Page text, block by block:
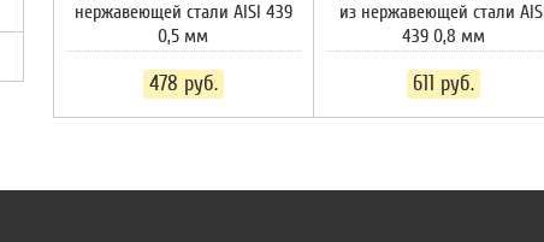
нержавеющей стали AISI 439
0,5 мм
478 руб.
из нержавеющей стали
439 0,8 мм
611 руб.